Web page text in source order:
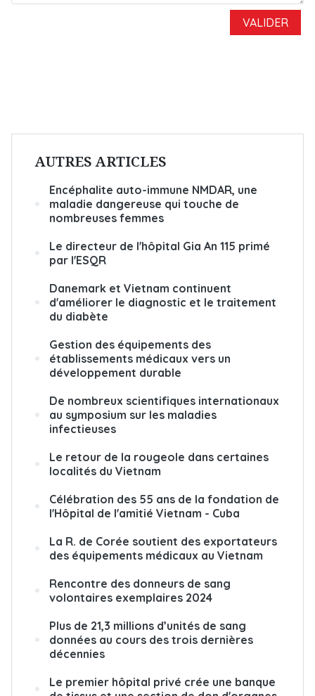
AUTRES ARTICLES
Encéphalite auto-immune NMDAR, une
maladie dangereuse qui touche de
nombreuses femmes
Le directeur de l'hôpital Gia An 115 primé
par l'ESQR
Danemark et Vietnam continuent
d'améliorer le diagnostic et le traitement
du diabète
Gestion des équipements des
établissements médicaux vers un
développement durable
De nombreux scientifiques internationaux
au symposium sur les maladies
infectieuses
Le retour de la rougeole dans certaines
localités du Vietnam
Célébration des 55 ans de la fondation de
l'Hôpital de l'amitié Vietnam - Cuba
La R. de Corée soutient des exportateurs
des équipements médicaux au Vietnam
Rencontre des donneurs de sang
volontaires exemplaires 2024
Plus de 21,3 millions d’unités de sang
données au cours des trois dernières
décennies
Le premier hôpital privé crée une banque